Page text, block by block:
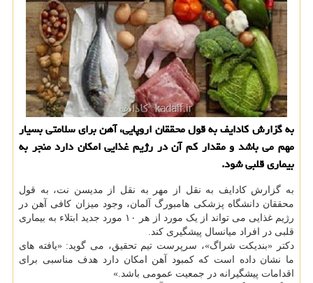
به گزارش کادایف به قول محققان اروپایی، آهن برای سلامتی بسیار
مهم می باشد و مقدار کم آن در رژیم غذایی امکان دارد منجر به
بیماری قلبی شود.
به گزارش کادایف به نقل از مهر به نقل از مدیسن نت، به قول
محققان دانشگاه پزشکی هامبورگ آلمان، وجود میزان کافی آهن در
رژیم غذایی می تواند از یک مورد از هر ۱۰ مورد جدید ابتلاء به بیماری
قلبی در افراد میانسال پیشگیری کند.
دکتر «بندیکت شراگ»، سرپرست تیم تحقیق، می گوید: «یافته های
ما نشان داده است که کمبود آهن امکان دارد هدف مناسبی برای
اقدامات پیشگیرانه در جمعیت عمومی باشد.»